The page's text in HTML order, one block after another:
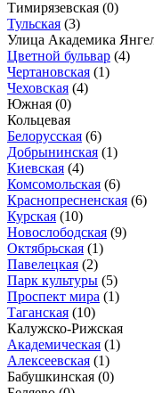
Тимирязевская (0)
Тульская (3)
Улица Академика
Цветной бульвар (4)
Чертановская (1)
Чеховская (4)
Южная (0)
Кольцевая
Белорусская (6)
Добрынинская (1)
Киевская (4)
Комсомольская (6)
Краснопресненская (6)
Курская (10)
Новослободская (9)
Октябрьская (1)
Павелецкая (2)
Парк культуры (5)
Проспект мира (1)
Таганская (10)
Калужско-Рижская
Академическая (1)
Алексеевская (1)
Бабушкинская (0)